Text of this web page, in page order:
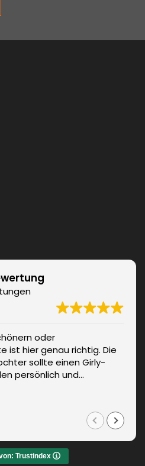
oder
ist hier genau richtig. Die
sollte einen Girly-
persönlich und
waren auch kein
umgesetzt.
Anbringen sind
wert. Vielen Dank!
Trustindex